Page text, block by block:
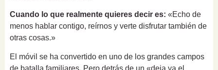
Cuando lo que realmente quieres decir es: «Echo de
menos hablar contigo, reírnos y verte disfrutar también de
otras cosas.»
El móvil se ha convertido en uno de los grandes campos
de batalla familiares. Pero detrás de un «deja ya el